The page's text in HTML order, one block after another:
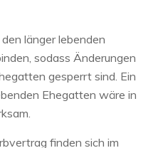
länger lebenden
sodass Änderungen
gesperrt sind. Ein
Ehegatten wäre in
finden sich im